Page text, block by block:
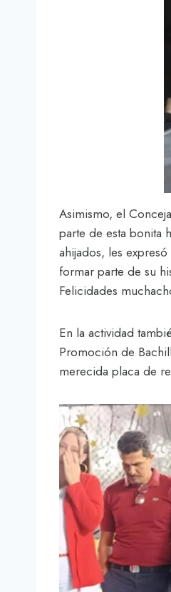
Asimismo, el
parte de esta bonita
ahijados, les
formar parte de su
Felicidades
En la actividad
Promoción de
merecida placa de